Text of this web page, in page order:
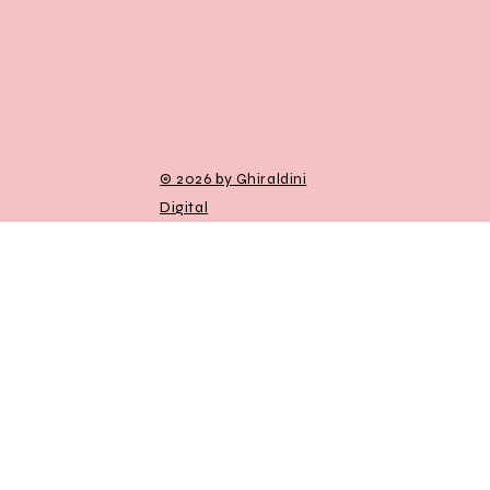
© 2026 by Ghiraldini
Digital